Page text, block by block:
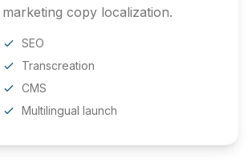
marketing copy localization.
SEO
Transcreation
CMS
Multilingual launch